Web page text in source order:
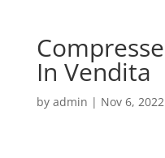
In Vendita
by admin | Nov 6, 2022